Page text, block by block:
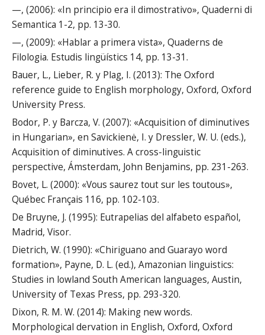
—, (2006): «In principio era il dimostrativo», Quaderni di
Semantica 1-2, pp. 13-30.
—, (2009): «Hablar a primera vista», Quaderns de
Filologia. Estudis lingüístics 14, pp. 13-31.
Bauer, L., Lieber, R. y Plag, I. (2013): The Oxford
reference guide to English morphology, Oxford, Oxford
University Press.
Bodor, P. y Barcza, V. (2007): «Acquisition of diminutives
in Hungarian», en Savickienė, I. y Dressler, W. U. (eds.),
Acquisition of diminutives. A cross-linguistic
perspective, Ámsterdam, John Benjamins, pp. 231-263.
Bovet, L. (2000): «Vous saurez tout sur les toutous»,
Québec Français 116, pp. 102-103.
De Bruyne, J. (1995): Eutrapelias del alfabeto español,
Madrid, Visor.
Dietrich, W. (1990): «Chiriguano and Guarayo word
formation», Payne, D. L. (ed.), Amazonian linguistics:
Studies in lowland South American languages, Austin,
University of Texas Press, pp. 293-320.
Dixon, R. M. W. (2014): Making new words.
Morphological dervation in English, Oxford, Oxford